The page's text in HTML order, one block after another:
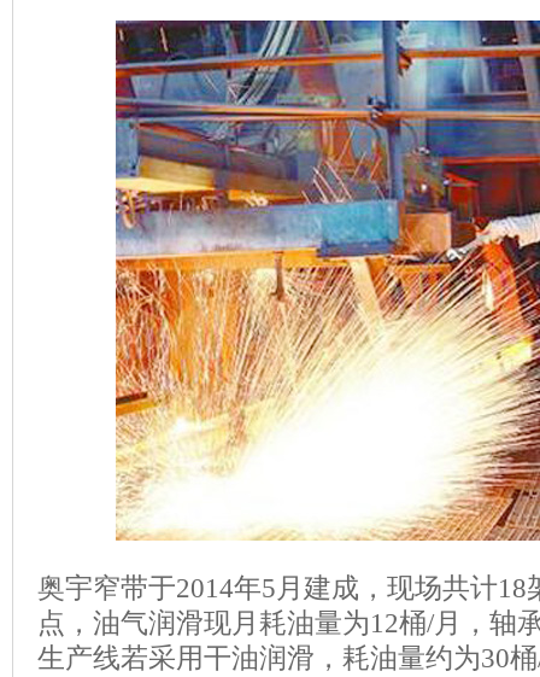
奥宇窄带于2014年5月建成，现场共计18
点，油气润滑现月耗油量为12桶/月，轴
生产线若采用干油润滑，耗油量约为30